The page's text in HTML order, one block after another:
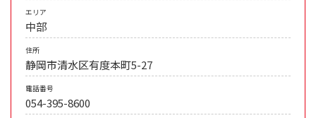
エリア
中部
住所
静岡市清水区有度本町5-27
電話番号
054-395-8600